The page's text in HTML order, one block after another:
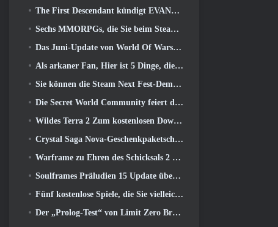
The First Descendant kündigt EVANGELION Collab-Event an
Sechs MMORPGs, die Sie beim Steam Next Fest ausprobieren können
Das Juni-Update von World Of Warships feiert den Unabhängigkeitstag der USA mit einer neuen Erzählkampagne
Als arkaner Fan, Hier ist 5 Dinge, die ich vom Riot-MMO sehen möchte
Sie können die Steam Next Fest-Demo von Embers Of The Uncrowned Tomorrow vorab herunterladen
Die Secret World Community feiert den 14. Jahrestag mit einem Rätsel, das sie gemeinsam lösen müssen
Wildes Terra 2 Zum kostenlosen Download verfügbar (Und behalten) Für eine begrenzte Zeit
Crystal Saga Nova-Geschenkpaketschlüssel als Geschenk
Warframe zu Ehren des Schicksals 2 Mit spezieller Aktivität und Titel im Spiel
Soulframes Präludien 15 Update überarbeitet Beute und Angeln
Fünf kostenlose Spiele, die Sie vielleicht während des Bullet Fests ausprobieren möchten
Der „Prolog-Test“ von Limit Zero Breakers beginnt heute